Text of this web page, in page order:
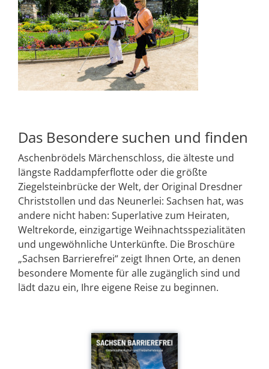
Das Besondere suchen und finden
Aschenbrödels Märchenschloss, die älteste und
längste Raddampferflotte oder die größte
Ziegelsteinbrücke der Welt, der Original Dresdner
Christstollen und das Neunerlei: Sachsen hat, was
andere nicht haben: Superlative zum Heiraten,
Weltrekorde, einzigartige Weihnachtsspezialitäten
und ungewöhnliche Unterkünfte. Die Broschüre
„Sachsen Barrierefrei“ zeigt Ihnen Orte, an denen
besondere Momente für alle zugänglich sind und
lädt dazu ein, Ihre eigene Reise zu beginnen.